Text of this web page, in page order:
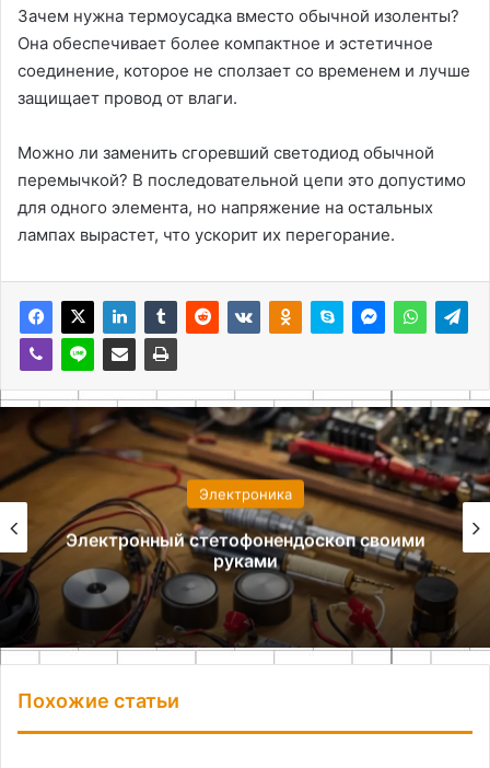
Зачем нужна термоусадка вместо обычной изоленты?
Она обеспечивает более компактное и эстетичное
соединение, которое не сползает со временем и лучше
защищает провод от влаги.
Можно ли заменить сгоревший светодиод обычной
перемычкой? В последовательной цепи это допустимо
для одного элемента, но напряжение на остальных
лампах вырастет, что ускорит их перегорание.
своими
Электроника
Выбор комплектующих
светодиодного
Похожие статьи